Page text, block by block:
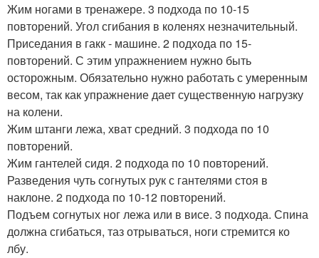
Жим ногами в тренажере. 3 подхода по 10-15
повторений. Угол сгибания в коленях незначительный.
Приседания в гакк - машине. 2 подхода по 15-
повторений. С этим упражнением нужно быть
осторожным. Обязательно нужно работать с умеренным
весом, так как упражнение дает существенную нагрузку
на колени.
Жим штанги лежа, хват средний. 3 подхода по 10
повторений.
Жим гантелей сидя. 2 подхода по 10 повторений.
Разведения чуть согнутых рук с гантелями стоя в
наклоне. 2 подхода по 10-12 повторений.
Подъем согнутых ног лежа или в висе. 3 подхода. Спина
должна сгибаться, таз отрываться, ноги стремится ко
лбу.